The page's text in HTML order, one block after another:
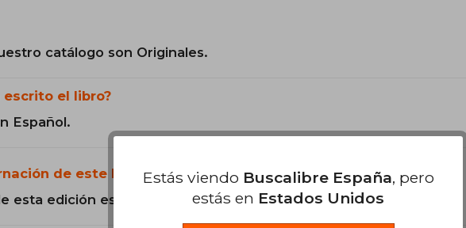
catálogo son Originales.
escrito el libro?
Español.
de este libro?
esta edición es Tapa Dura.
Estás viendo Buscalibre España, pero
estás en Estados Unidos